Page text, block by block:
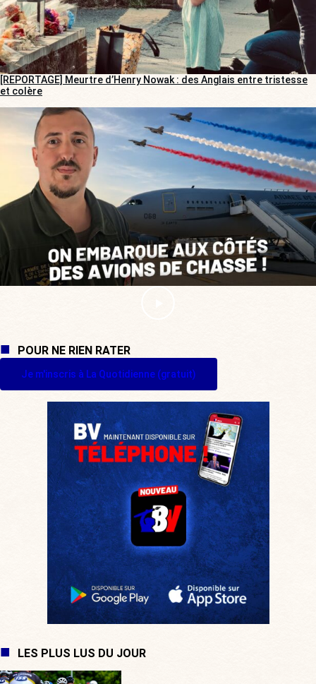
[REPORTAGE] Meurtre d’Henry Nowak : des Anglais entre tristesse
et colère
POUR NE RIEN RATER
Je m'inscris à La Quotidienne (gratuit)
LES PLUS LUS DU JOUR